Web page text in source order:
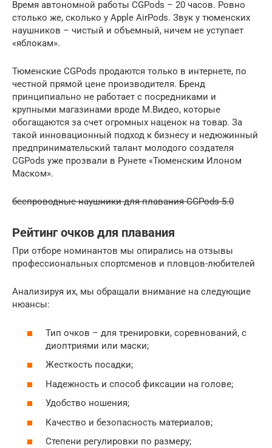
Время автономной работы CGPods – 20 часов. Ровно
столько же, сколько у Apple AirPods. Звук у тюменских
наушников – чистый и объемный, ничем не уступает
«яблокам».
Тюменские CGPods продаются только в интернете, по
честной прямой цене производителя. Бренд
принципиально не работает с посредниками и
крупными магазинами вроде М.Видео, которые
обогащаются за счет огромных наценок на товар. За
такой инновационный подход к бизнесу и недюжинный
предпринимательский талант молодого создателя
CGPods уже прозвали в Рунете «Тюменским Илоном
Маском».
беспроводные наушники для плавания CGPods 5.0
Рейтинг очков для плавания
При отборе номинантов мы опирались на отзывы
профессиональных спортсменов и пловцов-любителей
Анализируя их, мы обращали внимание на следующие
нюансы:
Тип очков – для тренировки, соревнований, с
диоптриями или маски;
Жесткость посадки;
Надежность и способ фиксации на голове;
Удобство ношения;
Качество и безопасность материалов;
Степени регулировки по размеру;